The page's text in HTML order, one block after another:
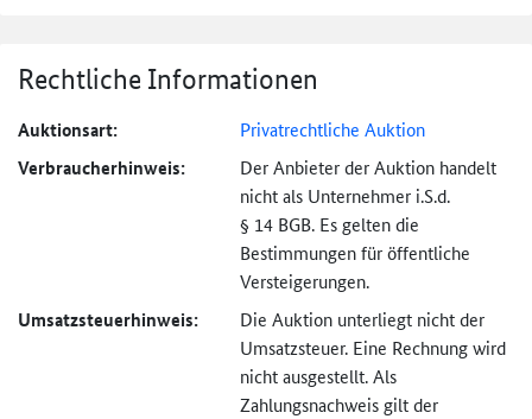
Rechtliche Informationen
Auktionsart: Privatrechtliche Auktion
Verbraucher­hinweis:
Der Anbieter der Auktion handelt
nicht als Unternehmer i.S.d.
§ 14 BGB. Es gelten die
Bestimmungen für öffentliche
Versteigerungen.
Umsatzsteuer­hinweis:
Die Auktion unterliegt nicht der
Umsatzsteuer. Eine Rechnung wird
nicht ausgestellt. Als
Zahlungsnachweis gilt der